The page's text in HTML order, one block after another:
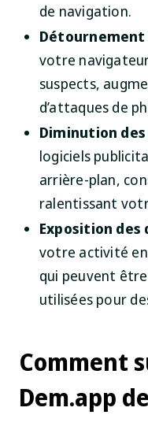
de navigation.
votre
suspects,
d’attaques de
Diminution
logiciels
arrière-plan,
ralentissant
Exposition des
votre activité
qui peuvent
utilisées pour
Comment
Dem.app